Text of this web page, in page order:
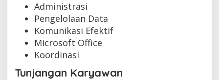
Administrasi
Pengelolaan Data
Komunikasi Efektif
Microsoft Office
Koordinasi
Tunjangan Karyawan